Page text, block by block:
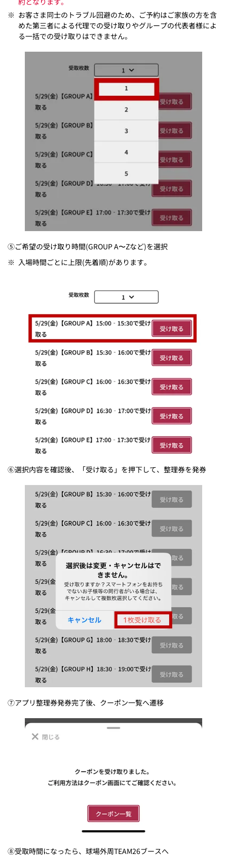
※ お客さま同士のトラブル回避のため、ご予約はご家族の方を含
めた第三者による代理での受け取りやグループの代表者様によ
る一括での受け取りはできません。
⑤ご希望の受け取り時間(GROUP A〜Zなど)を選択
※ 入場時間ごとに上限(先着順)があります。
⑥選択内容を確認後、「受け取る」を押下して、整理券を発券
⑦アプリ整理券発券完了後、クーポン一覧へ遷移
⑧受取時間になったら、球場外周TEAM26ブースへ